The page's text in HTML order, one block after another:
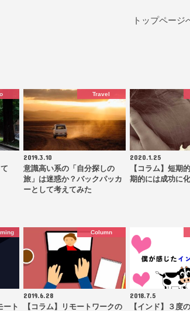
トップページ
Travel
2019.3.10
意識高い系の「自分探しの
旅」は迷惑か？バックパッカ
ーとして考えてみた
2020.1.25
【コラム】短期
期的には成功に
ート
Column
2019.6.28
【コラム】リモートワークの
2018.7.5
【インド】３度